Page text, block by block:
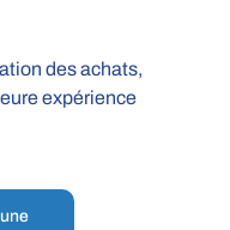
des achats,
expérience